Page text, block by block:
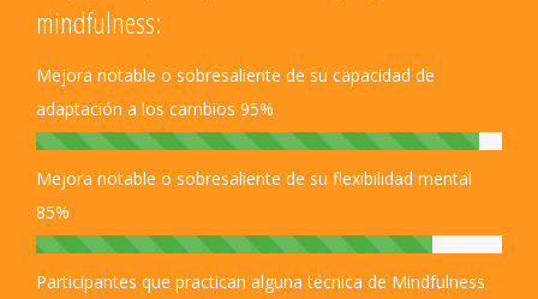
mindfulness:
Mejora notable o sobresaliente de su capacidad de
adaptación a los cambios 95%
Mejora notable o sobresaliente de su flexibilidad mental
85%
Participantes que practican alguna técnica de Mindfulness